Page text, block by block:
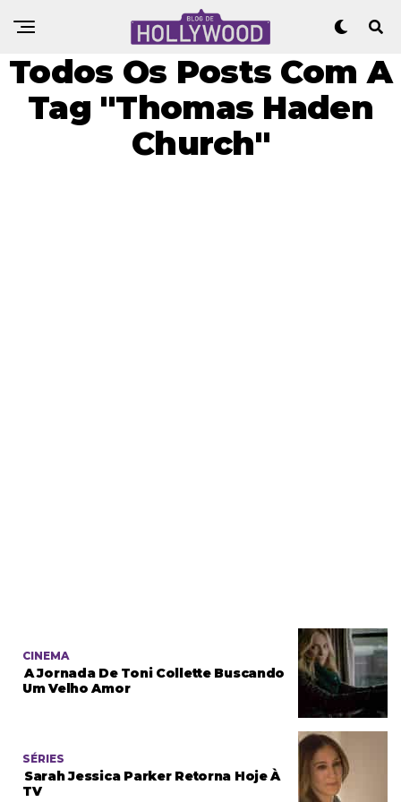
Todos Os Posts Com A
Tag "Thomas Haden
Church"
CINEMA
A Jornada De Toni Collette Buscando
Um Velho Amor
SÉRIES
Sarah Jessica Parker Retorna Hoje À
TV